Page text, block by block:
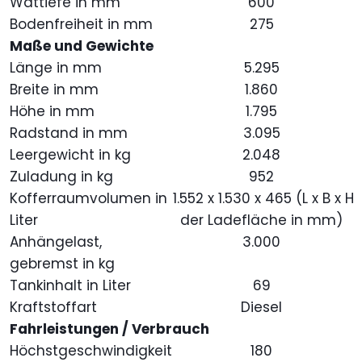
Bodenfreiheit in mm
275
Maße und Gewichte
Länge in mm
5.295
Breite in mm
1.860
Höhe in mm
1.795
Radstand in mm
3.095
Leergewicht in kg
2.048
Zuladung in kg
952
Kofferraumvolumen in
Liter
1.552 x 1.530 x 465 (L x B x H
der Ladefläche in mm)
Anhängelast,
gebremst in kg
3.000
Tankinhalt in Liter
69
Kraftstoffart
Diesel
Fahrleistungen / Verbrauch
Höchstgeschwindigkeit
180